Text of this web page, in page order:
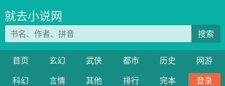
就去小说网
搜索
首页 玄幻 武侠 都市 历史
网游
科幻
言情 其他 排行 完本 登录